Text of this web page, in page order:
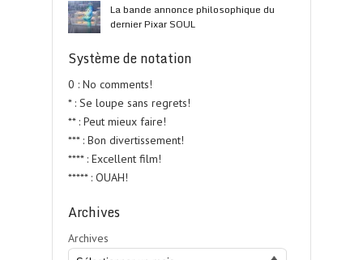
La bande annonce philosophique du
dernier Pixar SOUL
Système de notation
0 : No comments!
* : Se loupe sans regrets!
** : Peut mieux faire!
*** : Bon divertissement!
**** : Excellent film!
***** : OUAH!
Archives
Archives